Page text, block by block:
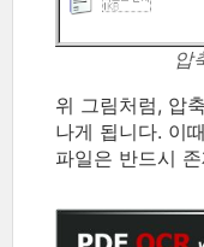
압
위 그림처럼, 압
나게 됩니다. 이
파일은 반드시